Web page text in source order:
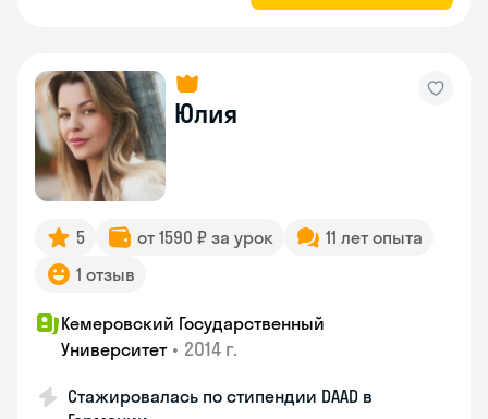
Юлия
5 от 1590 ₽ за урок
11 лет опыта
1 отзыв
Кемеровский Государственный
Университет • 2014 г.
Стажировалась по стипендии DAAD в